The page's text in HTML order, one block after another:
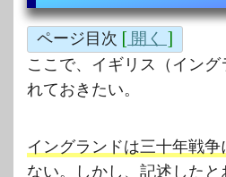
ページ目次 [ 開く ]
ここで、イギリス（イン
れておきたい。
イングランドは三十年戦
ない。しかし、記述した